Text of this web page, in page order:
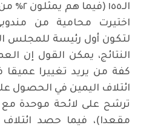
الـ١٥٥
اختيرت محامية من
لتكون أول رئيسة للمجلس
النتائج، يمكن القول إن
كفة من يريد تغييرا
ائتلاف اليمين في الحصول